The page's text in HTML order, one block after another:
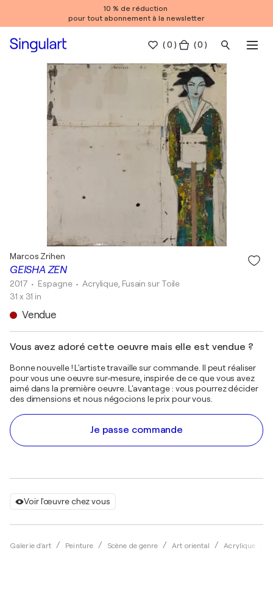
10 % de réduction
pour tout abonnement à la newsletter
(0 ) ( 0 )
Voir l'œuvre chez vous
Galerie d'art Peinture Scène de genre Art oriental Acrylique
GEISHA ZEN
Marcos Zrihen
2017 • Espagne • Acrylique, Fusain sur Toile
31 x 31 in
Vendue
Vous avez adoré cette oeuvre mais elle est vendue ?
Bonne nouvelle ! L'artiste travaille sur commande. Il peut réaliser
pour vous une oeuvre sur-mesure, inspirée de ce que vous avez
aimé dans la première oeuvre. L'avantage : vous pourrez décider
des dimensions et nous négocions le prix pour vous.
Je passe commande